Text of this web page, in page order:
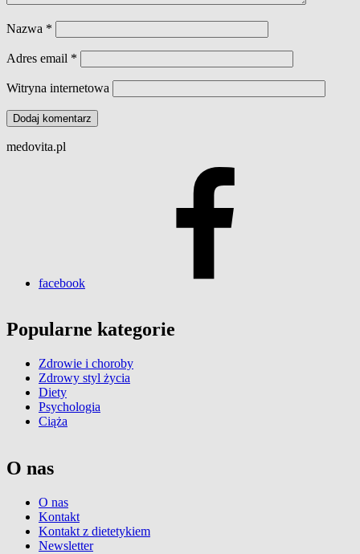
Nazwa *
Adres email *
Witryna internetowa
medovita.pl
facebook
Popularne kategorie
Zdrowie i choroby
Zdrowy styl życia
Diety
Psychologia
Ciąża
O nas
O nas
Kontakt
Kontakt z dietetykiem
Newsletter